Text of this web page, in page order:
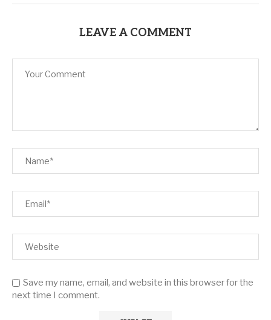
LEAVE A COMMENT
Save my name, email, and website in this browser for the
next time I comment.